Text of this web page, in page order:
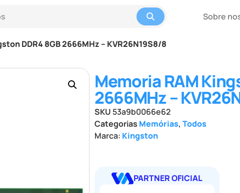
Sobre
DDR4 8GB 2666MHz – KVR26N19S8/8
Memoria RAM
2666MHz –
SKU 53a9b0066e62
Categorias Memórias, Todos
Marca: Kingston
PARTNER OFICIAL